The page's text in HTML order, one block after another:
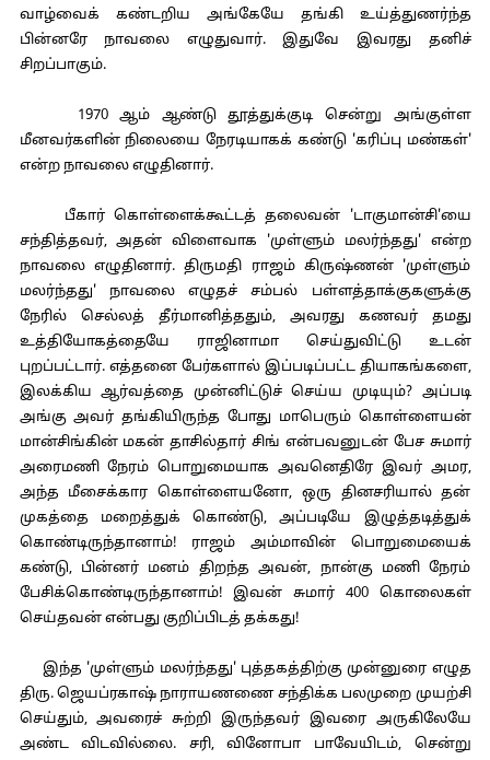
வாழ்வைக் கண்டறிய அங்கேயே தங்கி உய்த்துணர்ந்த
பின்னரே நாவலை எழுதுவார். இதுவே இவரது தனிச்
சிறப்பாகும்.
1970 ஆம் ஆண்டு தூத்துக்குடி சென்று அங்குள்ள
மீனவர்களின் நிலையை நேரடியாகக் கண்டு 'கரிப்பு மண்கள்'
என்ற நாவலை எழுதினார்.
பீகார் கொள்ளைக்கூட்டத் தலைவன் 'டாகுமான்சி'யை
சந்தித்தவர், அதன் விளைவாக 'முள்ளும் மலர்ந்தது' என்ற
நாவலை எழுதினார். திருமதி ராஜம் கிருஷ்ணன் 'முள்ளும்
மலர்ந்தது' நாவலை எழுதச் சம்பல் பள்ளத்தாக்குகளுக்கு
நேரில் செல்லத் தீர்மானித்ததும், அவரது கணவர் தமது
உத்தியோகத்தையே ராஜினாமா செய்துவிட்டு உடன்
புறப்பட்டார். எத்தனை பேர்களால் இப்படிப்பட்ட தியாகங்களை,
இலக்கிய ஆர்வத்தை முன்னிட்டுச் செய்ய முடியும்? அப்படி
அங்கு அவர் தங்கியிருந்த போது மாபெரும் கொள்ளையன்
மான்சிங்கின் மகன் தாசில்தார் சிங் என்பவனுடன் பேச சுமார்
அரைமணி நேரம் பொறுமையாக அவனெதிரே இவர் அமர,
அந்த மீசைக்கார கொள்ளையனோ, ஒரு தினசரியால் தன்
முகத்தை மறைத்துக் கொண்டு, அப்படியே இழுத்தடித்துக்
கொண்டிருந்தானாம்! ராஜம் அம்மாவின் பொறுமையைக்
கண்டு, பின்னர் மனம் திறந்த அவன், நான்கு மணி நேரம்
பேசிக்கொண்டிருந்தானாம்! இவன் சுமார் 400 கொலைகள்
செய்தவன் என்பது குறிப்பிடத் தக்கது!
இந்த 'முள்ளும் மலர்ந்தது' புத்தகத்திற்கு முன்னுரை எழுத
திரு. ஜெயப்ரகாஷ் நாராயணணை சந்திக்க பலமுறை முயற்சி
செய்தும், அவரைச் சுற்றி இருந்தவர் இவரை அருகிலேயே
அண்ட விடவில்லை. சரி, வினோபா பாவேயிடம், சென்று